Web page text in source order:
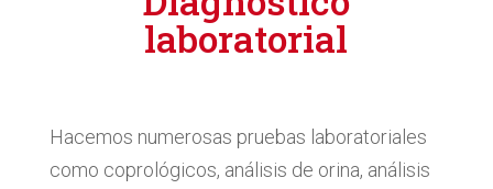
laboratorial
Hacemos numerosas pruebas laboratoriales
como coprológicos, análisis de orina, análisis